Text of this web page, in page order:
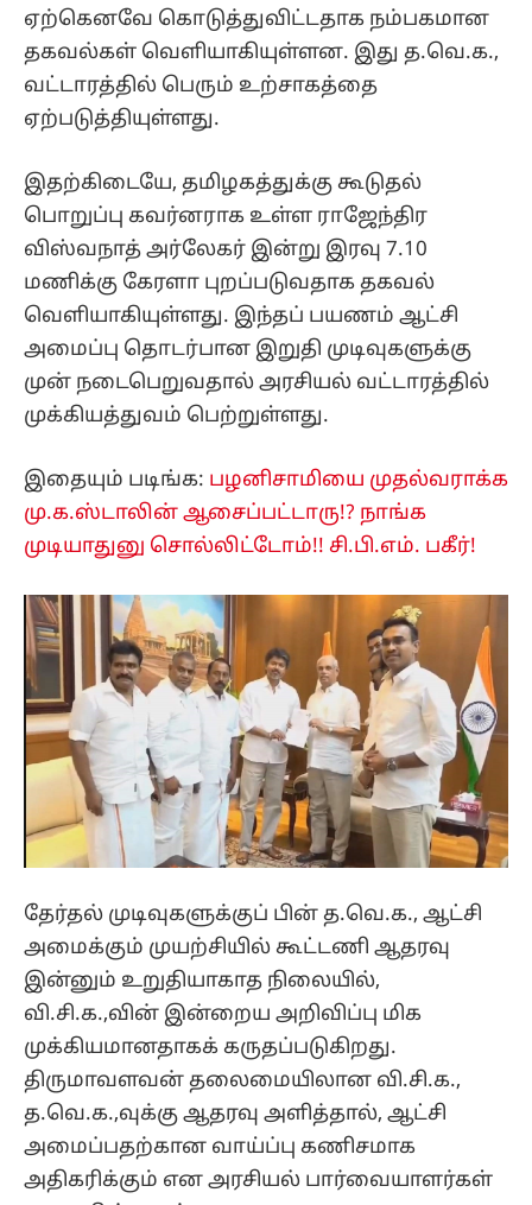
ஏற்கெனவே கொடுத்துவிட்டதாக நம்பகமான
தகவல்கள் வெளியாகியுள்ளன. இது த.வெ.க.,
வட்டாரத்தில் பெரும் உற்சாகத்தை
ஏற்படுத்தியுள்ளது.
இதற்கிடையே, தமிழகத்துக்கு கூடுதல்
பொறுப்பு கவர்னராக உள்ள ராஜேந்திர
விஸ்வநாத் அர்லேகர் இன்று இரவு 7.10
மணிக்கு கேரளா புறப்படுவதாக தகவல்
வெளியாகியுள்ளது. இந்தப் பயணம் ஆட்சி
அமைப்பு தொடர்பான இறுதி முடிவுகளுக்கு
முன் நடைபெறுவதால் அரசியல் வட்டாரத்தில்
முக்கியத்துவம் பெற்றுள்ளது.
இதையும் படிங்க: பழனிசாமியை முதல்வராக்க
மு.க.ஸ்டாலின் ஆசைப்பட்டாரு!? நாங்க
முடியாதுனு சொல்லிட்டோம்!! சி.பி.எம். பகீர்!
தேர்தல் முடிவுகளுக்குப் பின் த.வெ.க., ஆட்சி
அமைக்கும் முயற்சியில் கூட்டணி ஆதரவு
இன்னும் உறுதியாகாத நிலையில்,
வி.சி.க.,வின் இன்றைய அறிவிப்பு மிக
முக்கியமானதாகக் கருதப்படுகிறது.
திருமாவளவன் தலைமையிலான வி.சி.க.,
த.வெ.க.,வுக்கு ஆதரவு அளித்தால், ஆட்சி
அமைப்பதற்கான வாய்ப்பு கணிசமாக
அதிகரிக்கும் என அரசியல் பார்வையாளர்கள்